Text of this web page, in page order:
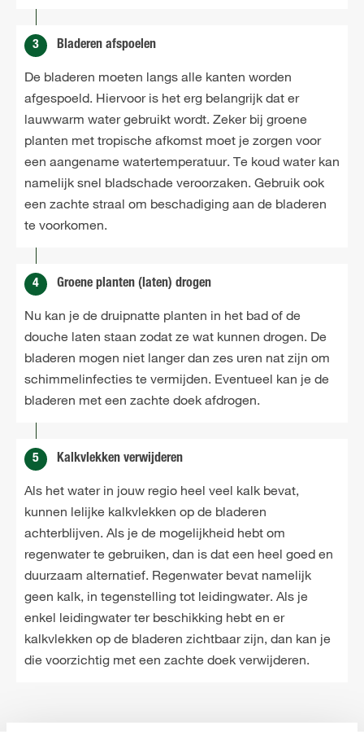
3 Bladeren afspoelen
De bladeren moeten langs alle kanten worden
afgespoeld. Hiervoor is het erg belangrijk dat er
lauwwarm water gebruikt wordt. Zeker bij groene
planten met tropische afkomst moet je zorgen voor
een aangename watertemperatuur. Te koud water kan
namelijk snel bladschade veroorzaken. Gebruik ook
een zachte straal om beschadiging aan de bladeren
te voorkomen.
4 Groene planten (laten) drogen
Nu kan je de druipnatte planten in het bad of de
douche laten staan zodat ze wat kunnen drogen. De
bladeren mogen niet langer dan zes uren nat zijn om
schimmelinfecties te vermijden. Eventueel kan je de
bladeren met een zachte doek afdrogen.
5 Kalkvlekken verwijderen
Als het water in jouw regio heel veel kalk bevat,
kunnen lelijke kalkvlekken op de bladeren
achterblijven. Als je de mogelijkheid hebt om
regenwater te gebruiken, dan is dat een heel goed en
duurzaam alternatief. Regenwater bevat namelijk
geen kalk, in tegenstelling tot leidingwater. Als je
enkel leidingwater ter beschikking hebt en er
kalkvlekken op de bladeren zichtbaar zijn, dan kan je
die voorzichtig met een zachte doek verwijderen.